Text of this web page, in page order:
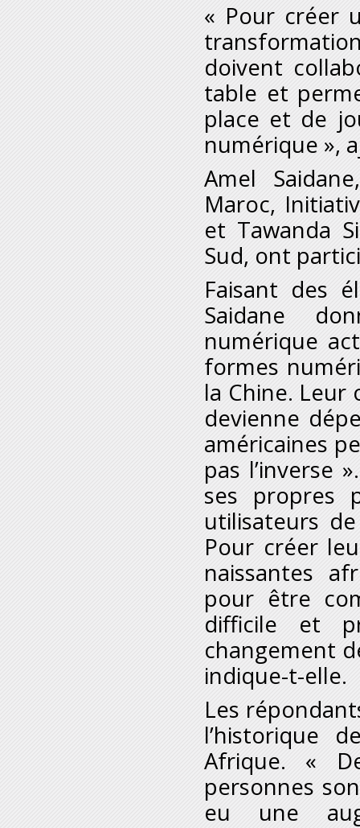
« Pour créer
doivent
table et
place et de
numérique »,
Amel
Maroc,
et Tawanda
Sud, ont
Faisant des
Saidane
numérique
formes
la Chine. Leur
devienne
américaines
pas l’inverse
ses propres
utilisateurs
Pour créer
naissantes
pour être
difficile et
changement
indique-t-elle.
Les
l’historique
Afrique. «
personnes
eu une